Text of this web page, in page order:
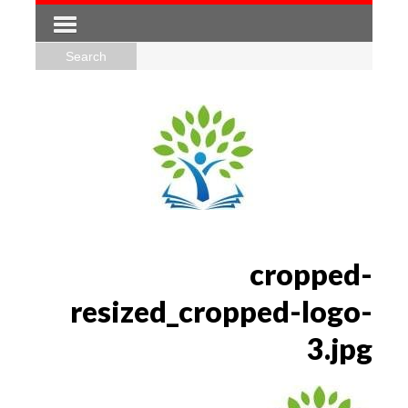
cropped-
resized_cropped-logo-
3.jpg